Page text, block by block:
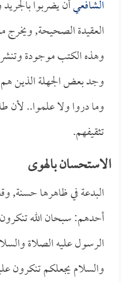
الشافعيأن يضربوا
العقيدة الصحيحة,
وهذه الكتب موجودة وتنشر
وجد بعض الجهلة الذين هم
وما دروا ولا علموا.. لأن
تثقيفهم.
الاستحسان بالهوى
البدعة في ظاهرها حسنة,
أحدهم: سبحان الله تنكرون
الرسول عليه الصلاة
والسلام يجعلكم تنكرون